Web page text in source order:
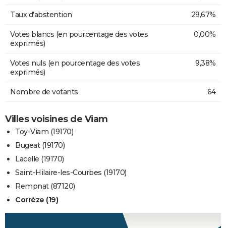
Taux d'abstention 29,67%
Votes blancs (en pourcentage des votes
exprimés)
0,00%
Votes nuls (en pourcentage des votes
exprimés)
9,38%
Nombre de votants 64
Villes voisines de Viam
Toy-Viam (19170)
Bugeat (19170)
Lacelle (19170)
Saint-Hilaire-les-Courbes (19170)
Rempnat (87120)
Corrèze (19)